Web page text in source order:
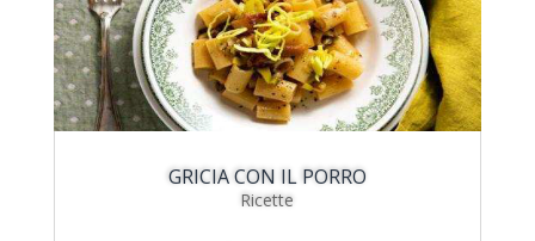
GRICIA CON IL PORRO
Ricette